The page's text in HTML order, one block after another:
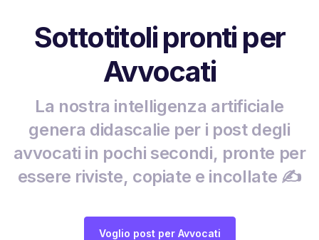
Sottotitoli pronti per
Avvocati
La nostra intelligenza artificiale
genera didascalie per i post degli
avvocati in pochi secondi, pronte per
essere riviste, copiate e incollate ✍️
Voglio post per Avvocati